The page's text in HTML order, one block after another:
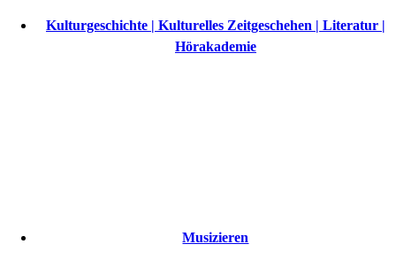
Kulturgeschichte | Kulturelles Zeitgeschehen | Literatur |
Hörakademie
Musizieren